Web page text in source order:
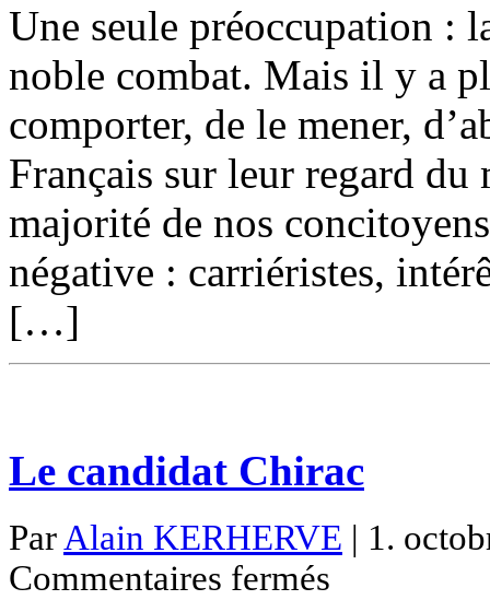
partis
politiques.
Une seule préoccupation :
noble combat. Mais il y a
comporter, de le mener,
Français sur leur regard
majorité de nos
négative : carriéristes,
[…]
Le candidat Chirac
Par Alain KERHERVE | 1.
Commentaires fermés